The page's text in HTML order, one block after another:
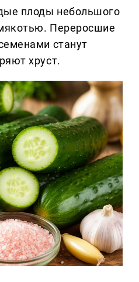
плоды небольшого
Переросшие
станут
хруст.